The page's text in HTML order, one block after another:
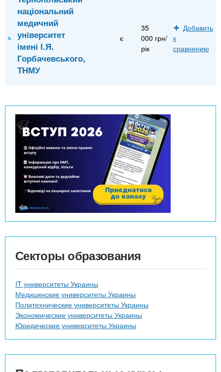
національний
медичний
університет
імені І.Я.
Горбачевського,
ТНМУ
є
35
000 грн/
рік
Добавить
к
сравнению
Секторы образования
IT университеты Украины
Медицинские университеты Украины
Политехнические университеты Украины
Экономические университеты Украины
Юридические университеты Украины